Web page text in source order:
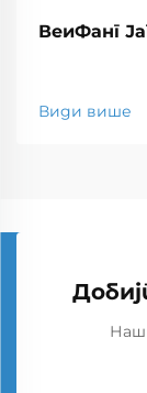
ВеиФанг
Види више
Наш